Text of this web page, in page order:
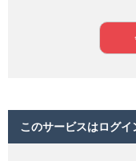
このサービスはログ